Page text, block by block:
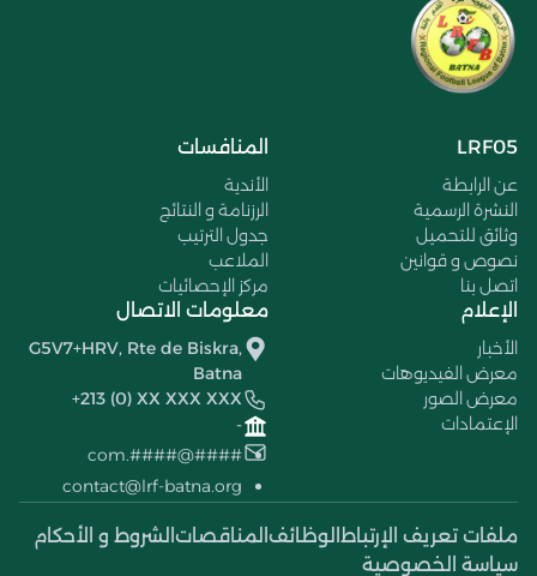
LRF05
عن الرابطة
النشرة الرسمية
وثائق للتحميل
نصوص و قوانين
اتصل بنا
المنافسات
الأندية
الرزنامة و النتائج
جدول الترتيب
الملاعب
مركز الإحصائيات
الإعلام
الأخبار
معرض الفيديوهات
معرض الصور
الإعتمادات
معلومات الاتصال
G5V7+HRV, Rte de Biskra,
Batna
+213 (0) XX XXX XXX
-
####@####.com
contact@lrf-batna.org
ملفات تعريف الإرتباط الوظائف المناقصات الشروط و الأحكام
سياسة الخصوصية